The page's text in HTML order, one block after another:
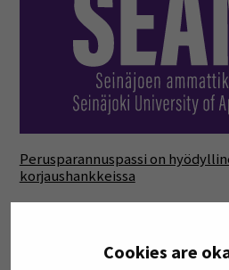
Cookies are
Perusparannuspassi on
korjaushankkeissa